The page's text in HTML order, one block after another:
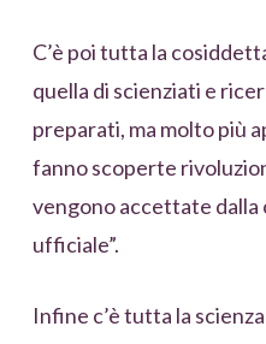
C’è poi tutta la
quella di scienziati e
preparati, ma molto più
fanno scoperte
vengono accettate dalla
ufficiale”.
Infine c’è tutta la